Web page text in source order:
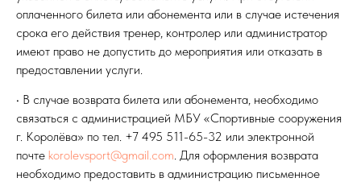
оплаченного билета или абонемента или в случае истечения
срока его действия тренер, контролер или администратор
имеют право не допустить до мероприятия или отказать в
предоставлении услуги.
• В случае возврата билета или абонемента, необходимо
связаться с администрацией МБУ «Спортивные сооружения
г. Королёва» по тел. +7 495 511-65-32 или электронной
почте korolevsport@gmail.com . Для оформления возврата
необходимо предоставить в администрацию письменное